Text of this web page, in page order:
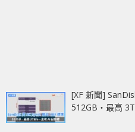
[XF 新聞]
512GB‧最高